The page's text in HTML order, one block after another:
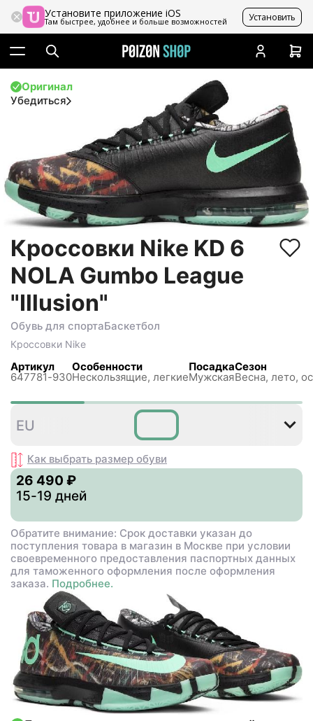
Установите приложение iOS
Там быстрее, удобнее и больше возможностей Установить
Оригинал
Убедиться
Кроссовки Nike KD 6
NOLA Gumbo League
"Illusion"
Обувь для спортаБаскетбол
Кроссовки Nike
Артикул
647781-930
Особенности
Нескользящиe, легкие
Посадка
Мужская
Сезон
Весна, лето,
EU
Как выбрать размер обуви
26 490 ₽
15-19 дней
Обратите внимание: Срок доставки указан до
поступления товара в магазин в Москве при условии
своевременного предоставления паспортных данных
для таможенного оформления после оформления
заказа. Подробнее.